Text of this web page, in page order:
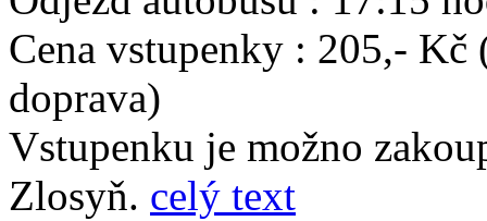
Cena vstupenky : 205,- Kč
doprava)
Vstupenku je možno
Zlosyň. celý text